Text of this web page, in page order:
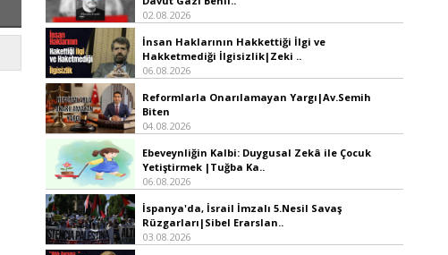
02.08.2026
İnsan Haklarının Hakkettiği İlgi ve
Hakketmediği İlgisizlik|Zeki ..
06.08.2026
Reformlarla Onarılamayan Yargı|Av.Semih
Biten
04.08.2026
Ebeveynliğin Kalbi: Duygusal Zekâ ile Çocuk
Yetiştirmek |Tuğba Ka..
06.08.2026
İspanya'da, İsrail İmzalı 5.Nesil Savaş
Rüzgarları|Sibel Erarslan..
03.08.2026